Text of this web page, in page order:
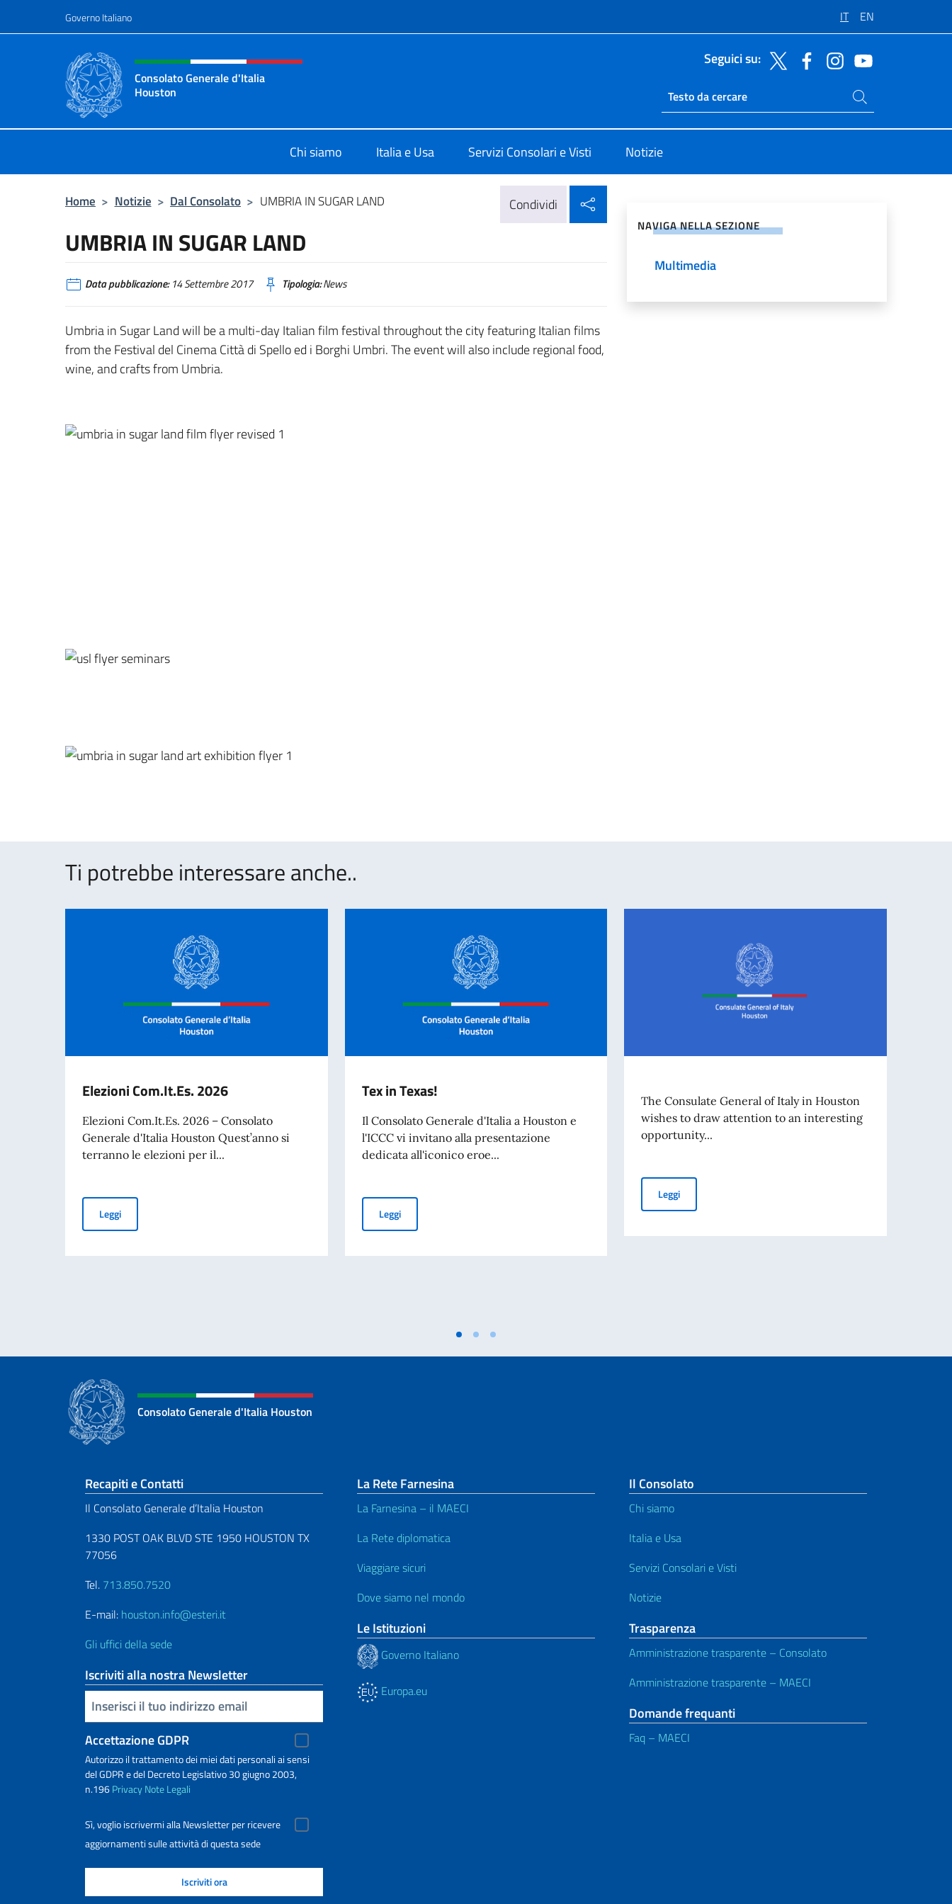
Governo Italiano IT EN
Intestazione sito, social e menù
Consolato Generale d'Italia
Houston
Seguici su:
Ricerca sito live
Cerca nel sito
Chi siamo Italia e Usa Servizi Consolari e Visti Notizie
Home > Notizie > Dal Consolato > UMBRIA IN SUGAR LAND Condividi
UMBRIA IN SUGAR LAND
Data pubblicazione:14 Settembre 2017 Tipologia:News
Umbria in Sugar Land will be a multi-day Italian film festival throughout the city featuring Italian films
from the Festival del Cinema Città di Spello ed i Borghi Umbri. The event will also include regional food,
wine, and crafts from Umbria.
NAVIGA NELLA SEZIONE
Multimedia
Ti potrebbe interessare anche..
Elezioni Com.It.Es. 2026
Elezioni Com.It.Es. 2026 – Consolato
Generale d'Italia Houston Quest’anno si
terranno le elezioni per il...
LeggiElezioni Com.It.Es. 2026
Tex in Texas!
Il Consolato Generale d'Italia a Houston e
l'ICCC vi invitano alla presentazione
dedicata all'iconico eroe...
LeggiTex in Texas!
The Consulate General of Italy in Houston
wishes to draw attention to an interesting
opportunity...
Leggi
Consolato Generale d'Italia Houston
Sezione footer
Recapiti e Contatti
Il Consolato Generale d’Italia Houston
1330 POST OAK BLVD STE 1950 HOUSTON TX
77056
Tel. 713.850.7520
E-mail: houston.info@esteri.it
Gli uffici della sede
Iscriviti alla nostra Newsletter
Inserisci la tua email
Accettazione GDPR
Autorizzo il trattamento dei miei dati personali ai sensi
del GDPR e del Decreto Legislativo 30 giugno 2003,
n.196PrivacyNote Legali
Sì, voglio iscrivermi alla Newsletter per ricevere
aggiornamenti sulle attività di questa sede
La Rete Farnesina
La Farnesina – il MAECI
La Rete diplomatica
Viaggiare sicuri
Dove siamo nel mondo
Le Istituzioni
Governo Italiano
Europa.eu
Il Consolato
Chi siamo
Italia e Usa
Servizi Consolari e Visti
Notizie
Trasparenza
Amministrazione trasparente – Consolato
Amministrazione trasparente – MAECI
Domande frequanti
Faq – MAECI